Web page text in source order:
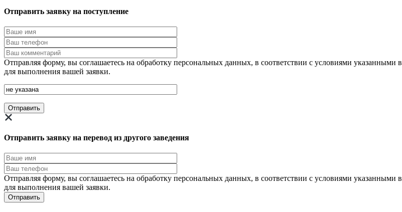
Отправить заявку на поступление
Отправляя форму, вы соглашаетесь на обработку персональных данных, в соответствии с условиями указанными в
для выполнения вашей заявки.
Отправить заявку на перевод из другого заведения
Отправляя форму, вы соглашаетесь на обработку персональных данных, в соответствии с условиями указанными в
для выполнения вашей заявки.